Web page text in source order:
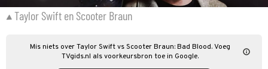
Taylor Swift en Scooter Braun
Mis niets over Taylor Swift vs Scooter Braun: Bad Blood. Voeg
TVgids.nl als voorkeursbron toe in Google.